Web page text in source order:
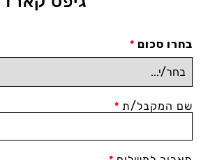
בחרו סכום *
שם המקבל/ת *